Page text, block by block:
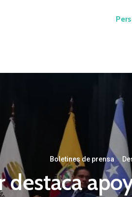
Boletines de prensa·
destaca